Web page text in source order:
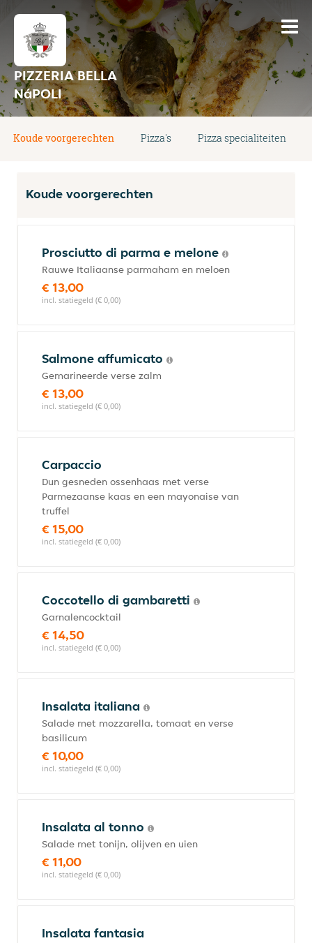
PIZZERIA BELLA
NáPOLI
Koude voorgerechten Pizza's Pizza specialiteiten
Koude voorgerechten
Prosciutto di parma e melone
Rauwe Italiaanse parmaham en meloen
€ 13,00
incl. statiegeld (€ 0,00)
Salmone affumicato
Gemarineerde verse zalm
€ 13,00
incl. statiegeld (€ 0,00)
Carpaccio
Dun gesneden ossenhaas met verse
Parmezaanse kaas en een mayonaise van
truffel
€ 15,00
incl. statiegeld (€ 0,00)
Coccotello di gambaretti
Garnalencocktail
€ 14,50
incl. statiegeld (€ 0,00)
Insalata italiana
Salade met mozzarella, tomaat en verse
basilicum
€ 10,00
incl. statiegeld (€ 0,00)
Insalata al tonno
Salade met tonijn, olijven en uien
€ 11,00
incl. statiegeld (€ 0,00)
Insalata fantasia